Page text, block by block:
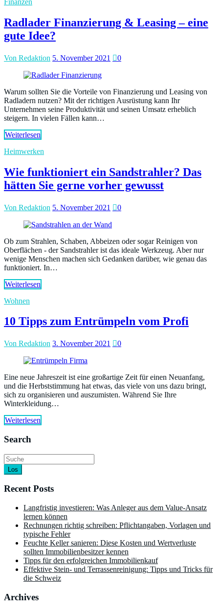
Radlader Finanzierung & Leasing – eine
gute Idee?
Von Redaktion 5. November 2021 0
Warum sollten Sie die Vorteile von Finanzierung und Leasing von
Radladern nutzen? Mit der richtigen Ausrüstung kann Ihr
Unternehmen seine Produktivität und seinen Umsatz erheblich
steigern. In vielen Fällen kann…
Weiterlesen
Heimwerken
Wie funktioniert ein Sandstrahler? Das
hätten Sie gerne vorher gewusst
Von Redaktion 5. November 2021 0
Ob zum Strahlen, Schaben, Abbeizen oder sogar Reinigen von
Oberflächen - der Sandstrahler ist das ideale Werkzeug. Aber nur
wenige Menschen machen sich Gedanken darüber, wie genau das
funktioniert. In…
Weiterlesen
Wohnen
10 Tipps zum Entrümpeln vom Profi
Von Redaktion 3. November 2021 0
Eine neue Jahreszeit ist eine großartige Zeit für einen Neuanfang,
und die Herbststimmung hat etwas, das viele von uns dazu bringt,
sich zu organisieren und auszumisten. Während Sie Ihre
Winterkleidung…
Weiterlesen
Search
Los
Recent Posts
Langfristig investieren: Was Anleger aus dem Value-Ansatz
lernen können
Rechnungen richtig schreiben: Pflichtangaben, Vorlagen und
typische Fehler
Feuchte Keller sanieren: Diese Kosten und Wertverluste
sollten Immobilienbesitzer kennen
Tipps für den erfolgreichen Immobilienkauf
Effektive Stein- und Terrassenreinigung: Tipps und Tricks für
die Schweiz
Archives